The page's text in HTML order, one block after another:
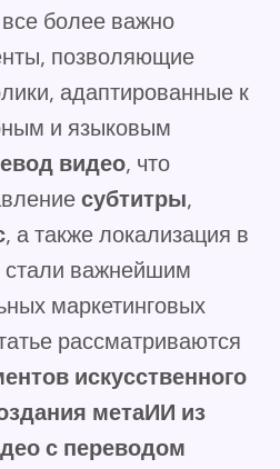
более важно
позволяющие
адаптированные к
и языковым
видео, что
субтитры,
, а также локализация в
важнейшим
маркетинговых
рассматриваются
искусственного
метаИИ из
с переводом